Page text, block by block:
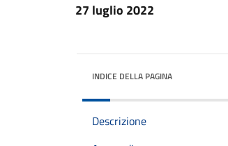
27 luglio 2022
INDICE DELLA PAGINA
Descrizione